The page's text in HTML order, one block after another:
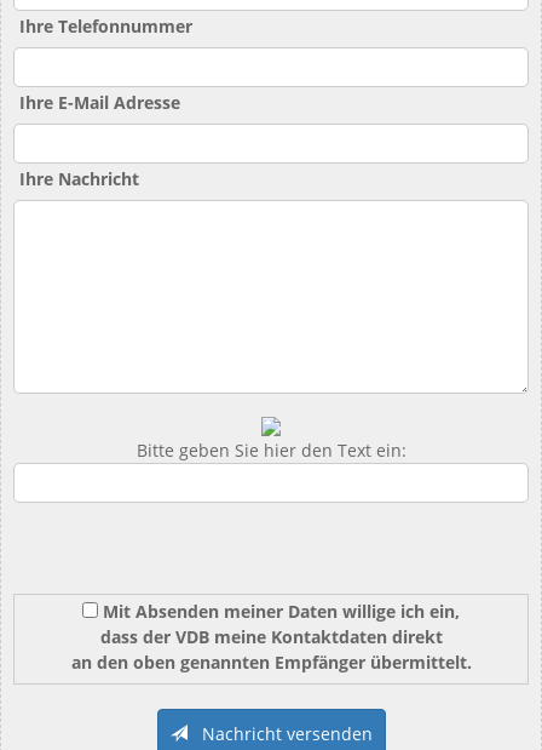
Ihre Telefonnummer
Ihre E-Mail Adresse
Ihre Nachricht
Bitte geben Sie hier den Text ein:
Mit Absenden meiner Daten willige ich ein,
dass der VDB meine Kontaktdaten direkt
an den oben genannten Empfänger übermittelt.
Nachricht versenden